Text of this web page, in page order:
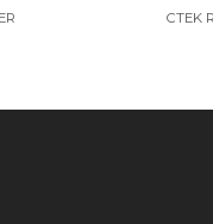
CTEK